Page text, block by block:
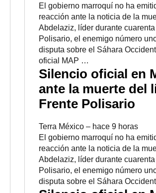
El gobierno marroquí no ha
reacción ante la noticia de la
Abdelaziz, líder durante
Polisario, el enemigo número
disputa sobre el Sáhara
oficial MAP …
Silencio oficial en
ante la muerte del
Frente Polisario
Terra México – ‎hace 9 horas‎
El gobierno marroquí no ha
reacción ante la noticia de la
Abdelaziz, líder durante
Polisario, el enemigo número
disputa sobre el Sáhara